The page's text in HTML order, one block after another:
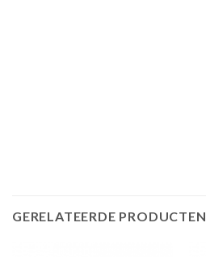
GERELATEERDE PRODUCTEN